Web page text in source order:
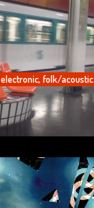
electronic, folk/acoustic